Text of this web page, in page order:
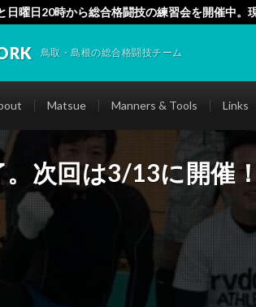
曜日20時から総合格闘技の練習会を開催中
鳥取・島根の総合格闘技チーム
Matsue Manners & Tools Links
次回は3/13に開催